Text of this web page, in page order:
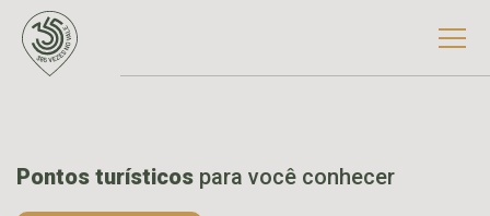
Pontos turísticos para você conhecer